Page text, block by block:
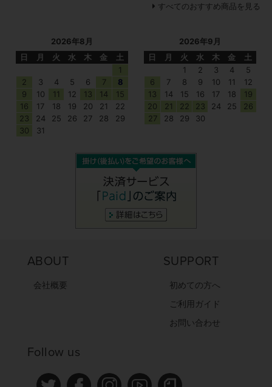
すべてのおすすめ商品を見る
2026年8月
日
月 火 水 木 金
土
1
2
3 4 5 6 7
8
9
10 11 12 13 14
15
16
17 18 19 20 21
22
23
24 25 26 27 28
29
30
31
2026年9月
日
月 火 水 木 金
土
1
2 3 4
5
6
7 8 9 10 11
12
13
14 15 16 17 18
19
20
21 22 23 24 25
26
27
28 29 30
ABOUT
会社概要
SUPPORT
初めての方へ
ご利用ガイド
お問い合わせ
Follow us